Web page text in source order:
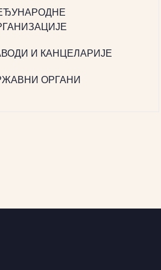
И КАНЦЕЛАРИЈЕ
ОРГАНИ